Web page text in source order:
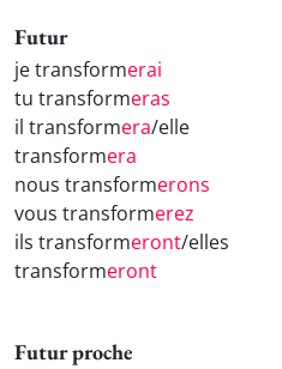
Futur
je transformerai
tu transformeras
il transformera/elle
transformera
nous transformerons
vous transformerez
ils transformeront/elles
transformeront
Futur proche